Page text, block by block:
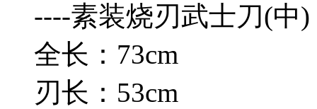
----素装烧刃武士刀(中)
全长：73cm
刃长：53cm